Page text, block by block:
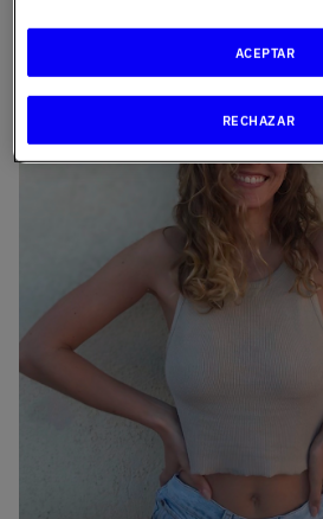
Imagen
RECHAZAR
ACEPTAR